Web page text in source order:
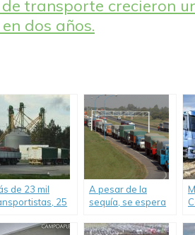
transporte crecieron
dos años.
de 23 mil
25
activos de
A pesar de la
sequía, se espera
mil camiones con